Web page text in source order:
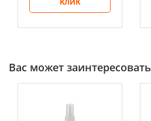
КЛИК
Вас может заинтересовать